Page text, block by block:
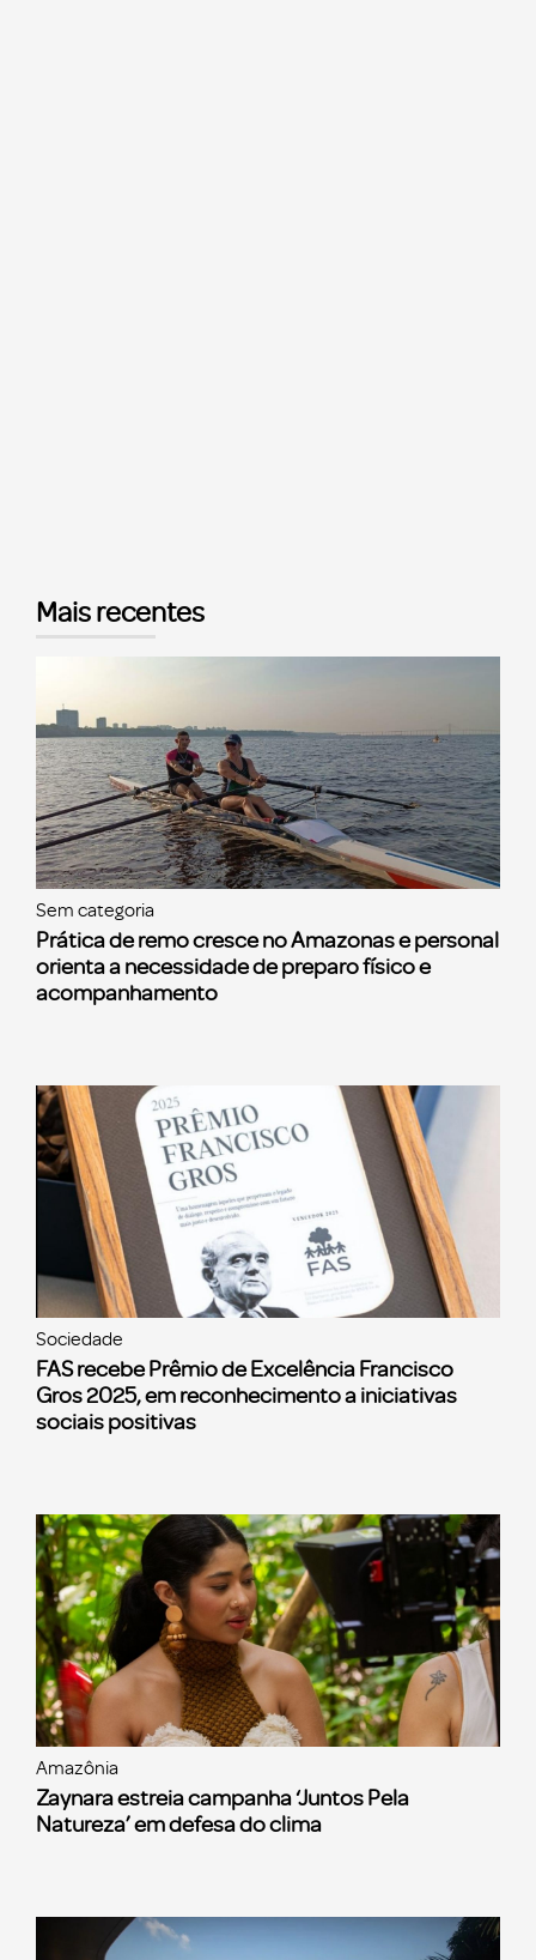
Mais recentes
Sem categoria
Prática de remo cresce no Amazonas e personal
orienta a necessidade de preparo físico e
acompanhamento
Sociedade
FAS recebe Prêmio de Excelência Francisco
Gros 2025, em reconhecimento a iniciativas
sociais positivas
Amazônia
Zaynara estreia campanha ‘Juntos Pela
Natureza’ em defesa do clima